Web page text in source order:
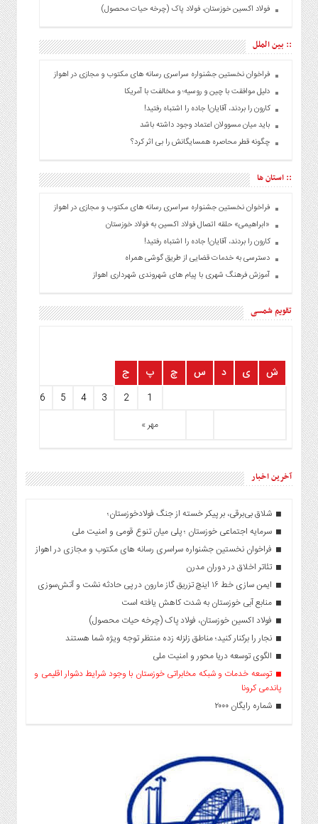
فولاد اکسین خوزستان، فولاد پاک (چرخه حیات محصول)
:: بین الملل
فراخوان نخستین جشنواره سراسری رسانه های مکتوب و مجازی در اهواز
دلیل موافقت با چین و روسیه؛ و مخالفت با آمریکا
کارون را بردند، آقایان! جاده را اشتباه رفتید!
باید میان مسوولان اعتماد وجود داشته باشد
چگونه قطر محاصره همسایگانش را بی اثر کرد؟
:: استان ها
فراخوان نخستین جشنواره سراسری رسانه های مکتوب و مجازی در اهواز
«ابراهیمی» حلقه اتصال فولاد اکسین به فولاد خوزستان
کارون را بردند، آقایان! جاده را اشتباه رفتید!
دسترسی به خدمات قضایی از طریق گوشی همراه
آموزش فرهنگ شهری با پیام های شهروندی شهرداری اهواز
تقویم شمسی
ش ی د س چ پ ج
مهر »
1
2
3
4
5
6
آخرین اخبار
شلاق‌ بی‌برقی، بر پیکر خسته‌ از جنگ فولادخوزستان؛
سرمایه اجتماعی خوزستان ؛ پلی میان تنوع قومی و امنیت ملی
فراخوان نخستین جشنواره سراسری رسانه های مکتوب و مجازی در اهواز
تئاتر اخلاق در دوران مدرن
ایمن سازی خط ۱۶ اینچ تزریق گاز مارون در پی حادثه نشت و آتش‌سوزی
منابع آبی خوزستان به شدت کاهش یافته است
فولاد اکسین خوزستان، فولاد پاک (چرخه حیات محصول)
نجار را برکنار کنید؛ مناطق زلزله زده منتظر توجه ویژه شما هستند
الگوی توسعه دریا محور و امنیت ملی
توسعه خدمات و شبکه مخابراتی خوزستان با وجود شرایط دشوار اقلیمی و
پاندمی کرونا
شماره رایگان ۲۰۰۰